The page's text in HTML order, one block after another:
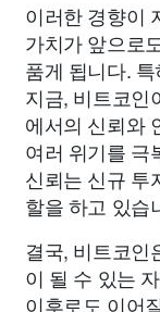
이러한 경향이
가치가 앞으로
품게 됩니다.
지금, 비트코인
에서의 신뢰와
여러 위기를 극
신뢰는 신규 투
할을 하고 있습
결국, 비트코인
이 될 수 있는
이후로도 이어